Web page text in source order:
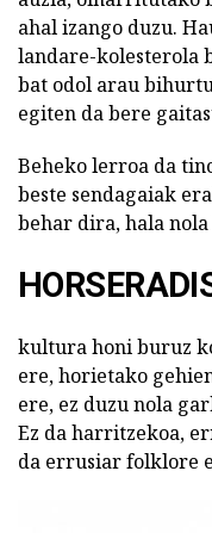
ahal izango duzu.
landare-kolesterola
bat odol arau
egiten da bere
Beheko lerroa da
beste sendagaiak
behar dira, hala
kultura honi buruz
ere, horietako
ere, ez duzu nola
Ez da harritzekoa,
da errusiar folklore